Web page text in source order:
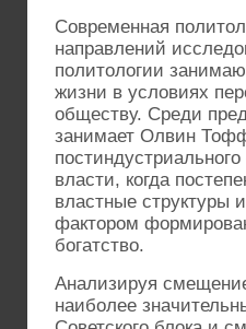
Современная
направлений
политологии
жизни в условиях
обществу. Среди
занимает Олвин
власти, когда
властные структуры
фактором
богатство.
Анализируя
наиболее